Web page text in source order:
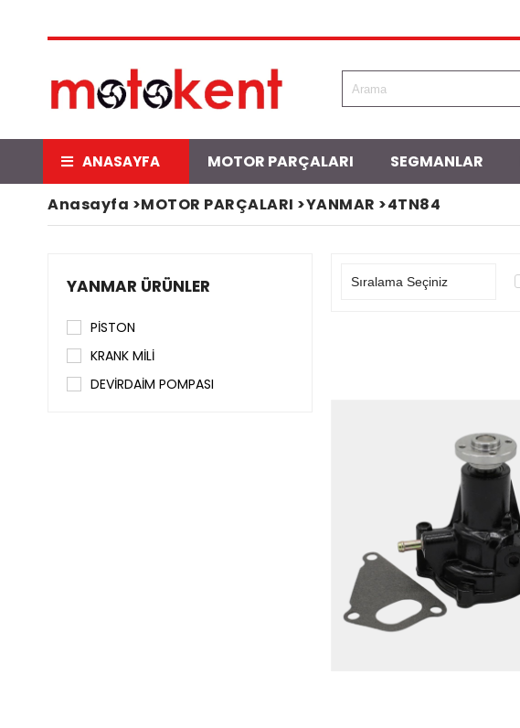
ANASAYFA MOTOR PARÇALARI SEGMANLAR
Anasayfa >MOTOR PARÇALARI >YANMAR >4TN84
YANMAR ÜRÜNLER
PİSTON
KRANK MİLİ
DEVİRDAİM POMPASI